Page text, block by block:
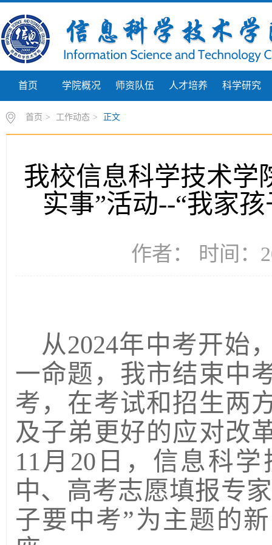
首页 学院概况 师资队伍 人才培养 科学研究
首页 > 工作动态 > 正文
我校信息科学技术学
实事”活动--“我家
作者： 时间：
从2024年中考开始
一命题，我市结束中
考，在考试和招生两
及子弟更好的应对改
11月 20 日，信息科
中、高考志愿填报专
子要中考”为主题的